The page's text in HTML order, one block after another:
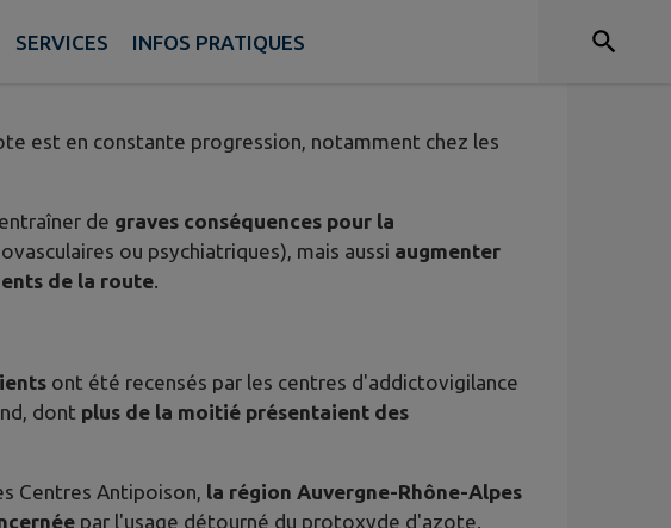
SERVICES INFOS PRATIQUES
est en constante progression, notamment chez les
de graves conséquences pour la
ou psychiatriques), mais aussi augmenter
de la route.
ont été recensés par les centres d'addictovigilance
dont plus de la moitié présentaient des
Centres Antipoison, la région Auvergne-Rhône-Alpes
par l'usage détourné du protoxyde d'azote.